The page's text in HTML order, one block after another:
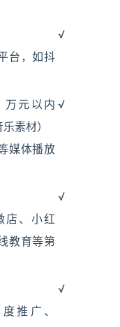
台，如抖
√
万元以内
素材）
媒体播放
√
店、小红
教育等第
√
推广、
√